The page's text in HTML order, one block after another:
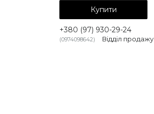
Купити
+380 (97) 930-29-24
0974098642 Відділ продажу